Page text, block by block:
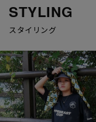
STYLING
スタイリング